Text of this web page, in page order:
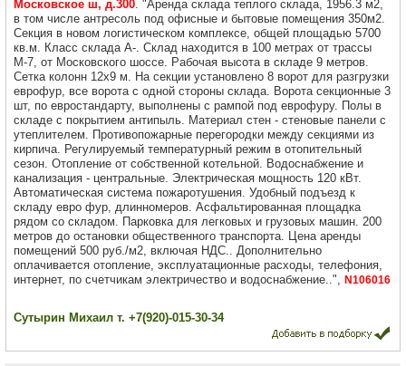
Московское ш, д.300. "Аренда склада теплого склада, 1956.3 м2,
в том числе антресоль под офисные и бытовые помещения 350м2.
Секция в новом логистическом комплексе, общей площадью 5700
кв.м. Класс склада А-. Склад находится в 100 метрах от трассы
М-7, от Московского шоссе. Рабочая высота в складе 9 метров.
Сетка колонн 12х9 м. На секции установлено 8 ворот для разгрузки
еврофур, все ворота с одной стороны склада. Ворота секционные 3
шт, по евростандарту, выполнены с рампой под еврофуру. Полы в
складе с покрытием антипыль. Материал стен - стеновые панели с
утеплителем. Противопожарные перегородки между секциями из
кирпича. Регулируемый температурный режим в отопительный
сезон. Отопление от собственной котельной. Водоснабжение и
канализация - центральные. Электрическая мощность 120 кВт.
Автоматическая система пожаротушения. Удобный подъезд к
складу евро фур, длинномеров. Асфальтированная площадка
рядом со складом. Парковка для легковых и грузовых машин. 200
метров до остановки общественного транспорта. Цена аренды
помещений 500 руб./м2, включая НДС.. Дополнительно
оплачивается отопление, эксплуатационные расходы, телефония,
интернет, по счетчикам электричество и водоснабжение..", N106016
Сутырин Михаил т. +7(920)-015-30-34